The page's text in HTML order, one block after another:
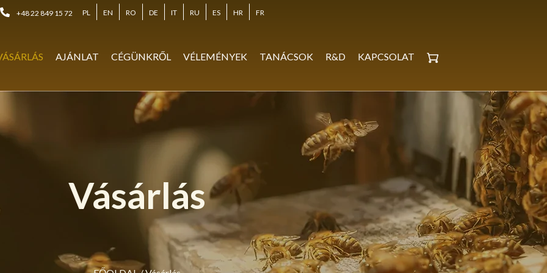
AJÁNLAT CÉGÜNKRŐL VÉLEMÉNYEK TANÁCSOK R&D KAPCSOLAT
+48 22 849 15 72 PL EN RO DE IT RU ES HR FR
Vásárlás